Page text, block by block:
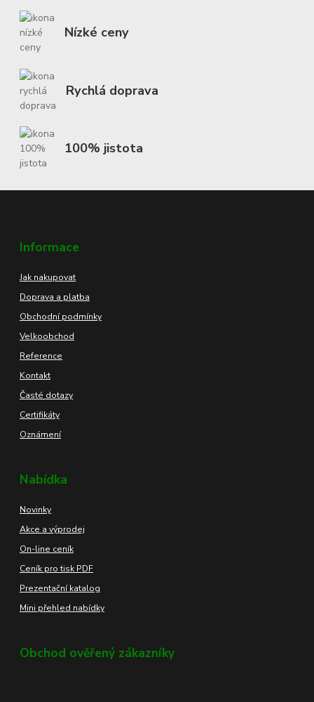
Nízké ceny
Rychlá doprava
100% jistota
Informace
Jak nakupovat
Doprava a platba
Obchodní podmínky
Velkoobchod
Reference
Kontakt
Časté dotazy
Certifikáty
Oznámení
Nabídka
Novinky
Akce a výprodej
On-line ceník
Ceník pro tisk PDF
Prezentační katalog
Mini přehled nabídky
Obchod ověřený zákazníky